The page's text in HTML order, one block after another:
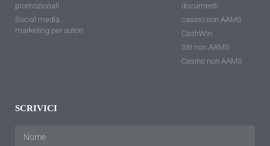
promozionali
Social media
marketing per autori
documenti
casino non AAMS
CashWin
Siti non AAMS
Casino non AAMS
SCRIVICI